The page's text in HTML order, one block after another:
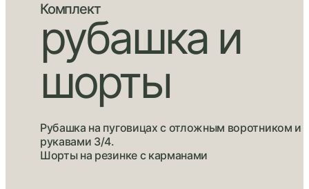
Комплект
рубашка и
шорты
Рубашка на пуговицах с отложным воротником и
рукавами 3/4.
Шорты на резинке с карманами